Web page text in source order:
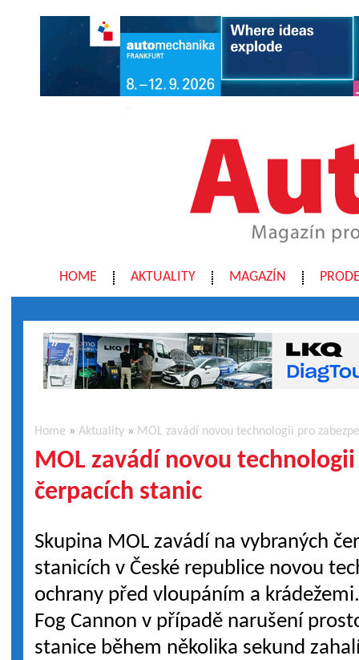
HOME AKTUALITY MAGAZÍN
Home »Aktuality » MOL zavádí novou technologii pro
MOL zavádí novou
čerpacích stanic
Skupina MOL zavádí na vybraných
stanicích v České republice novou
ochrany před vloupáním a
Fog Cannon v případě narušení
stanice během několika sekund